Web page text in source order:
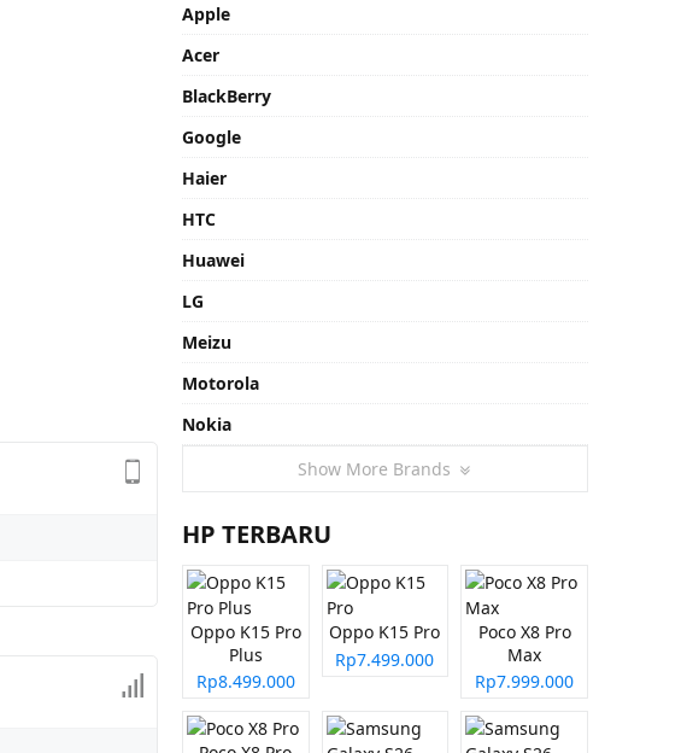
Apple
Acer
BlackBerry
Google
Haier
HTC
Huawei
LG
Meizu
Motorola
Nokia
Show More Brands
HP TERBARU
Oppo K15 Pro
Plus
Rp8.499.000
Oppo K15 Pro
Rp7.499.000
Poco X8 Pro
Max
Rp7.999.000